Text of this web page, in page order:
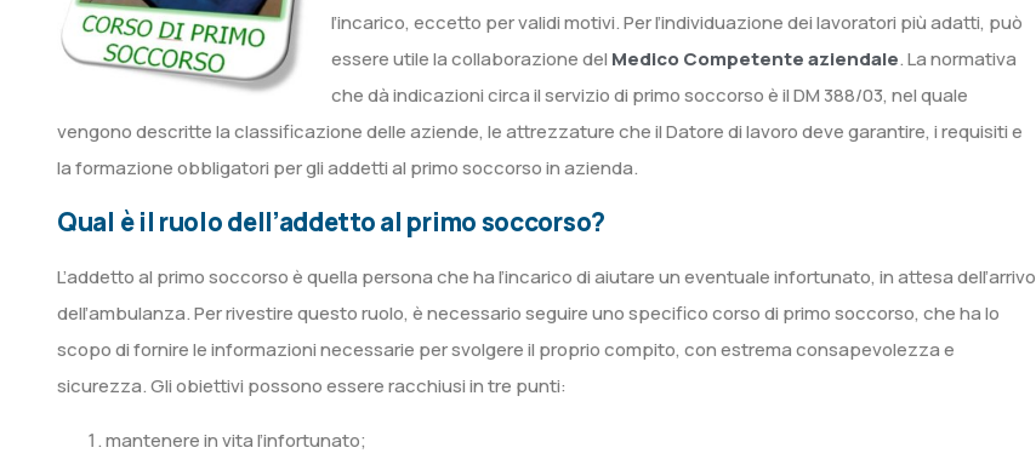
l’incarico, eccetto per validi motivi. Per l’individuazione dei lavoratori più adatti, può
essere utile la collaborazione del Medico Competente aziendale. La normativa
che dà indicazioni circa il servizio di primo soccorso è il DM 388/03, nel quale
vengono descritte la classificazione delle aziende, le attrezzature che il Datore di lavoro deve garantire, i requisiti e
la formazione obbligatori per gli addetti al primo soccorso in azienda.
Qual è il ruolo dell’addetto al primo soccorso?
L’addetto al primo soccorso è quella persona che ha l’incarico di aiutare un eventuale infortunato, in attesa dell’arrivo
dell’ambulanza. Per rivestire questo ruolo, è necessario seguire uno specifico corso di primo soccorso, che ha lo
scopo di fornire le informazioni necessarie per svolgere il proprio compito, con estrema consapevolezza e
sicurezza. Gli obiettivi possono essere racchiusi in tre punti:
mantenere in vita l’infortunato;